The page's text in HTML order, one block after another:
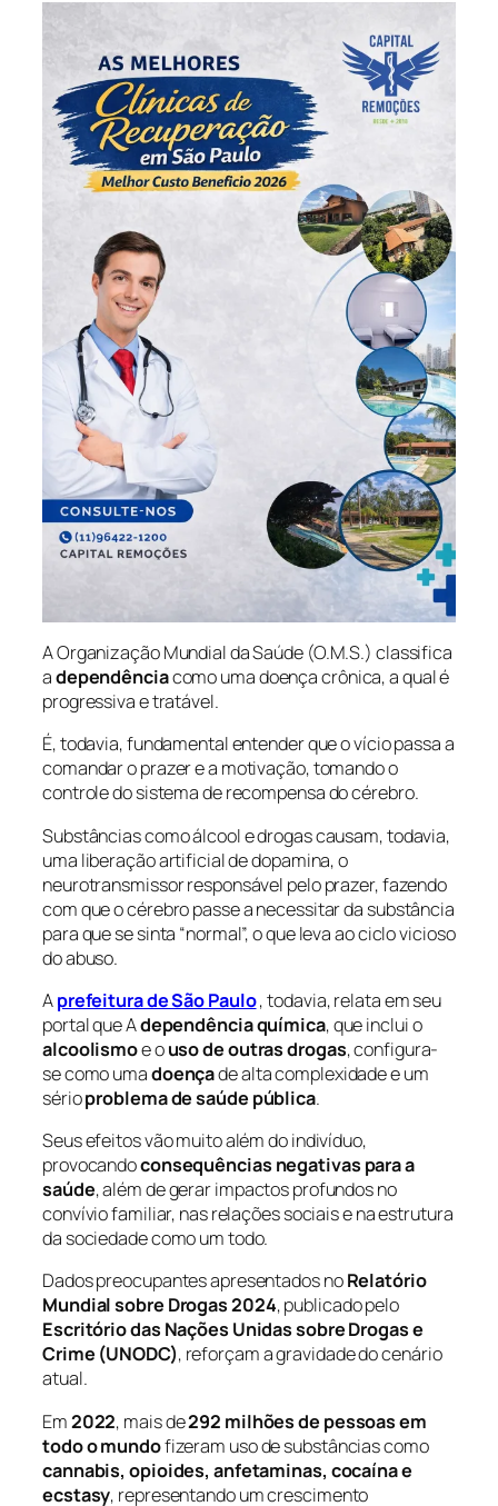
A Organização Mundial da Saúde (O.M.S.) classifica
adependênciacomo uma doença crônica, a qual é
progressiva e tratável.
É, todavia, fundamental entender que o vício passa a
comandar o prazer e a motivação, tomando o
controle do sistema de recompensa do cérebro.
Substâncias como álcool e drogas causam, todavia,
uma liberação artificial de dopamina, o
neurotransmissor responsável pelo prazer, fazendo
com que o cérebro passe a necessitar da substância
para que se sinta “normal”, o que leva ao ciclo vicioso
do abuso.
Aprefeitura de São Paulo, todavia, relata em seu
portal que Adependência química, que inclui o
alcoolismoe ouso de outras drogas, configura-
se como umadoençade alta complexidade e um
sérioproblema de saúde pública.
Seus efeitos vão muito além do indivíduo,
provocandoconsequências negativas para a
saúde, além de gerar impactos profundos no
convívio familiar, nas relações sociais e na estrutura
da sociedade como um todo.
Dados preocupantes apresentados noRelatório
Mundial sobre Drogas 2024, publicado pelo
Escritório das Nações Unidas sobre Drogas e
Crime (UNODC), reforçam a gravidade do cenário
atual.
Em2022, mais de292 milhões de pessoas em
todo o mundofizeram uso de substâncias como
cannabis, opioides, anfetaminas, cocaína e
ecstasy, representando um crescimento